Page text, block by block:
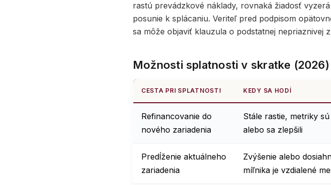
rastú prevádzkové náklady, rovnaká žiadosť
posunie k splácaniu. Veriteľ pred podpisom
sa môže objaviť klauzula o podstatnej nepriaznivej
Možnosti splatnosti v skratke (2026)
CESTA PRI SPLATNOSTI KEDY SA HODÍ
Refinancovanie do
nového zariadenia
Stále rastie, metriky
alebo sa zlepšili
Predĺženie aktuálneho
zariadenia
Zvýšenie alebo
míľnika je vzdialené